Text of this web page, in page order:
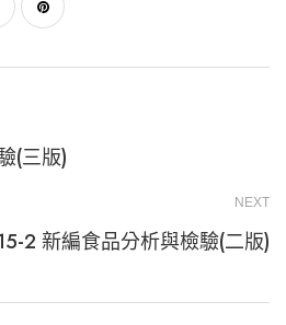
(三版)
NEXT
2 新編食品分析與檢驗(二版)